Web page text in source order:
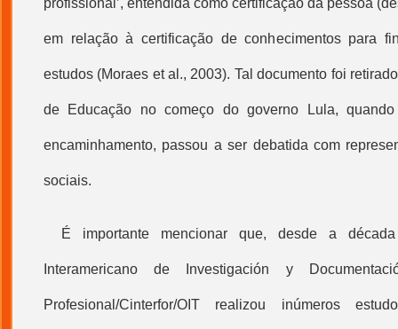
profissional ’, entendida como certificação da pessoa
em relação à certificação de conhecimentos para
estudos (Moraes et al., 2003). Tal documento foi
de Educação no começo do governo Lula,
encaminhamento, passou a ser debatida com
sociais.
É importante mencionar que, desde a
Interamericano de Investigación y
Profesional/Cinterfor/OIT realizou inúmeros